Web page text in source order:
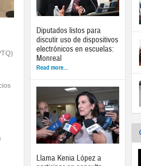
Diputados listos para
discutir uso de dispositivos
electrónicos en escuelas:
Monreal
Read more...
Llama Kenia López a